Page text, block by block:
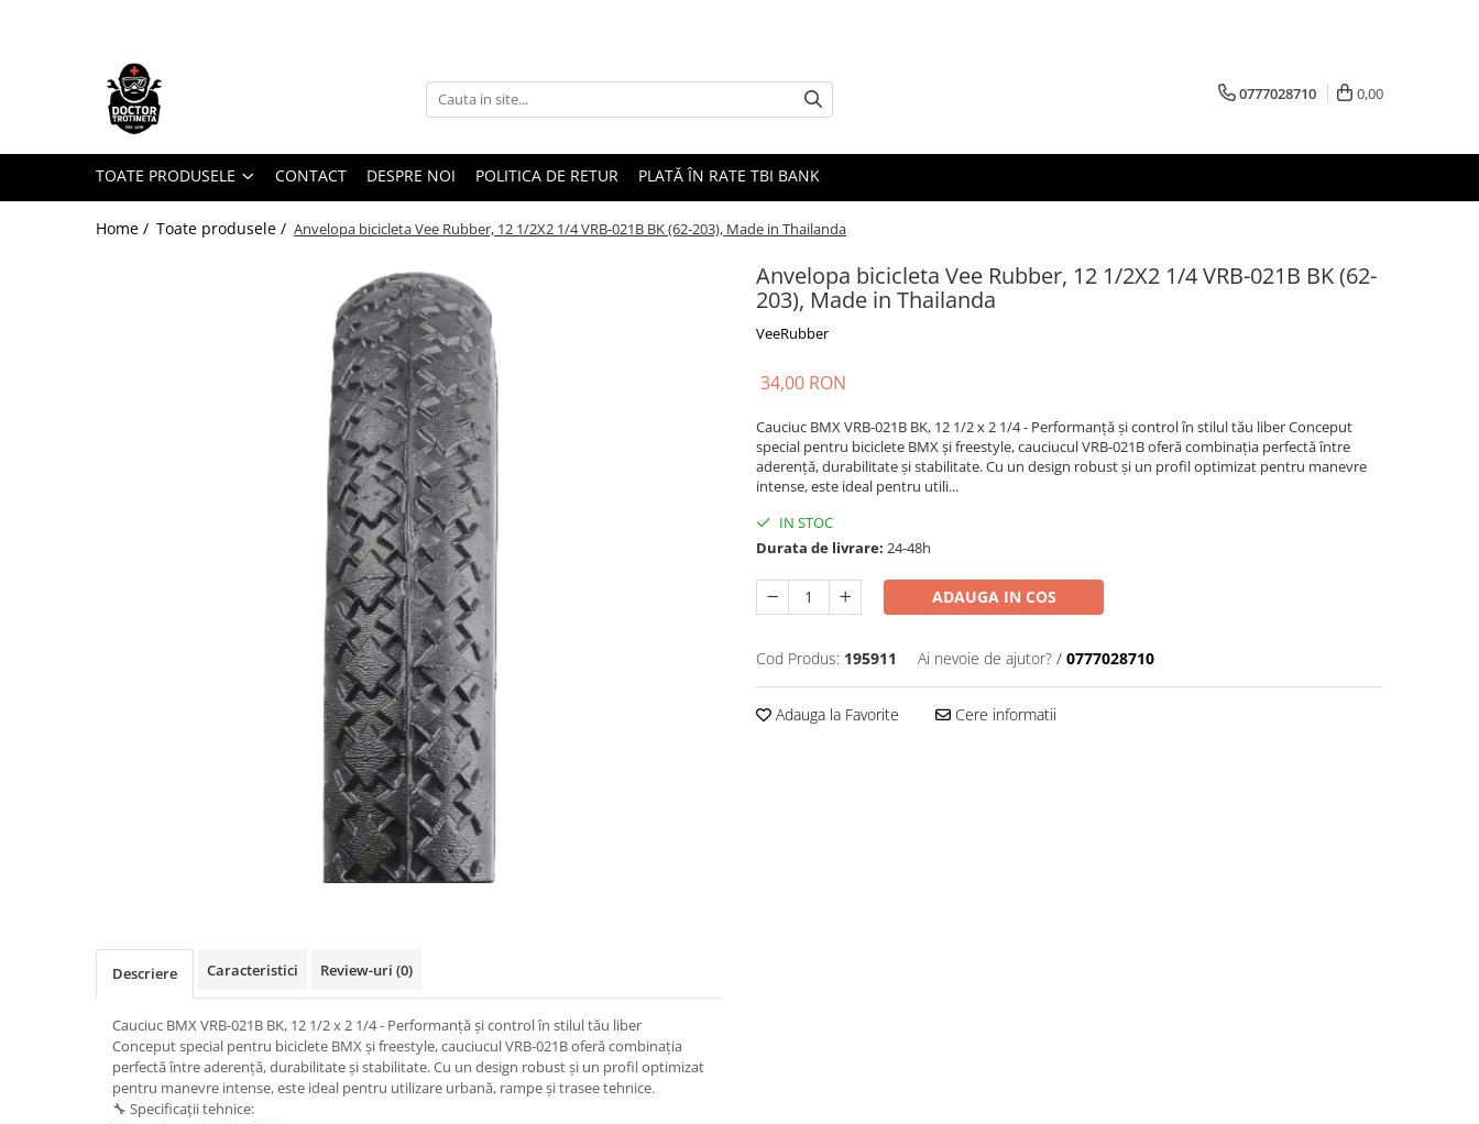
Toate Produsele
Piese de schimb
https://www.doctortrotineta.ro/electrica
Acceleratie
https://www.doctortrotineta.ro/cauciucuri-
https://www.doctortrotineta.ro/cauciucuri-
cauciucuri-bicicleta
Camere bicicleta
0777028710 0,00
TOATE PRODUSELE CONTACT DESPRE NOI POLITICA DE RETUR PLATĂ ÎN RATE TBI BANK
Home / Toate produsele / Anvelopa bicicleta Vee Rubber, 12 1/2X2 1/4 VRB-021B BK (62-203), Made in Thailanda
Anvelopa bicicleta Vee Rubber, 12 1/2X2 1/4 VRB-021B BK (62-
203), Made in Thailanda
VeeRubber
34,00 RON
Cauciuc BMX VRB-021B BK, 12 1/2 x 2 1/4 - Performanță și control în stilul tău liber Conceput
special pentru biciclete BMX și freestyle, cauciucul VRB-021B oferă combinația perfectă între
aderență, durabilitate și stabilitate. Cu un design robust și un profil optimizat pentru manevre
intense, este ideal pentru utili...
IN STOC
Durata de livrare: 24-48h
ADAUGA IN COS
Cod Produs: 195911 Ai nevoie de ajutor? / 0777028710
Adauga la Favorite Cere informatii
Descriere Caracteristici Review-uri (0)
Cauciuc BMX VRB-021B BK, 12 1/2 x 2 1/4 - Performanță și control în stilul tău liber
Conceput special pentru biciclete BMX și freestyle, cauciucul VRB-021B oferă combinația
perfectă între aderență, durabilitate și stabilitate. Cu un design robust și un profil optimizat
pentru manevre intense, este ideal pentru utilizare urbană, rampe și trasee tehnice.
🔧 Specificații tehnice: